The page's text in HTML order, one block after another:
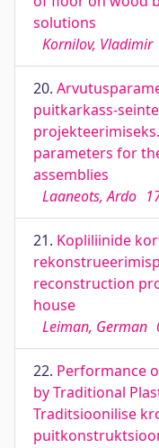
solutions
Kornilov, Vladimir
20.
puitkarkass-
parameters for
assemblies
Laaneots, Ardo
21. Kopliliinide
reconstruction
house
Leiman, German
22. Performance
by Traditional
Traditsioonilise